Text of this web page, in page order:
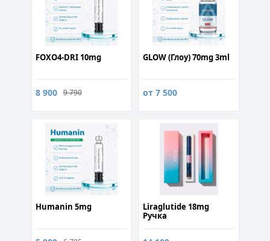
FOXO4-DRI 10mg
8 900 9 790
GLOW (Глоу) 70mg 3ml
от 7 500
Humanin 5mg
Liraglutide 18mg
Ручка